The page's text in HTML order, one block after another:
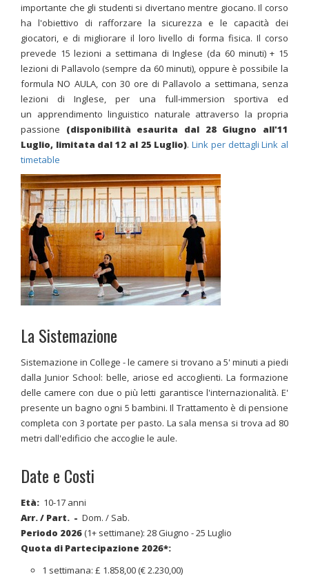
importante che gli studenti si divertano mentre giocano. Il corso
ha l'obiettivo di rafforzare la sicurezza e le capacità dei
giocatori, e di migliorare il loro livello di forma fisica. Il corso
prevede 15 lezioni a settimana di Inglese (da 60 minuti) + 15
lezioni di Pallavolo (sempre da 60 minuti), oppure è possibile la
formula NO AULA, con 30 ore di Pallavolo a settimana , senza
lezioni di Inglese, per una full-immersion sportiva ed
un apprendimento linguistico naturale attraverso la propria
passione (disponibilità esaurita dal 28 Giugno all'11
Luglio, limitata dal 12 al 25 Luglio).Link per dettagli Link al
timetable
La Sistemazione
Sistemazione in College - le camere si trovano a 5' minuti a piedi
dalla Junior School: belle, ariose ed accoglienti. La formazione
delle camere con due o più letti garantisce l'internazionalità. E'
presente un bagno ogni 5 bambini. Il Trattamento è di pensione
completa con 3 portate per pasto. La sala mensa si trova ad 80
metri dall'edificio che accoglie le aule.
Date e Costi
Età: 10-17 anni
Arr. / Part. - Dom. / Sab.
Periodo 2026(1+ settimane): 28 Giugno - 25 Luglio
Quota di Partecipazione 2026*:
1 settimana: £ 1.858,00 (€ 2.230,00)